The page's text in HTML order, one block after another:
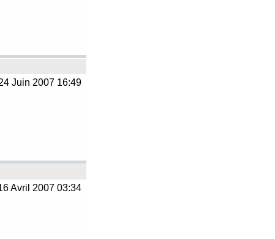
Juin 2007 16:49
Avril 2007 03:34